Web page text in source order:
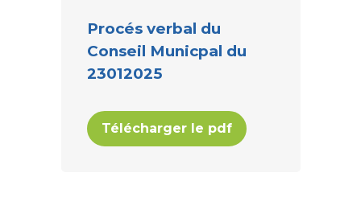
Procés verbal du
Conseil Municpal du
23012025
Télécharger le pdf